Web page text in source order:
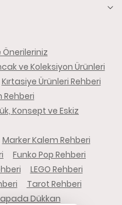
Önerileriniz
ve Koleksiyon Ürünleri
Kırtasiye Ürünleri Rehberi
Rehberi
Konsept ve Eskiz
Marker Kalem Rehberi
Funko Pop Rehberi
LEGO Rehberi
Tarot Rehberi
Dükkan